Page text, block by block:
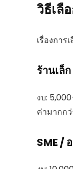
วิธีเลื
เรื่องกา
ร้านเล็
งบ:
ค่ามากก
SME /